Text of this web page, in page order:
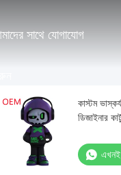
সাথে যোগাযোগ
কাস্টম
ডিজাইনার